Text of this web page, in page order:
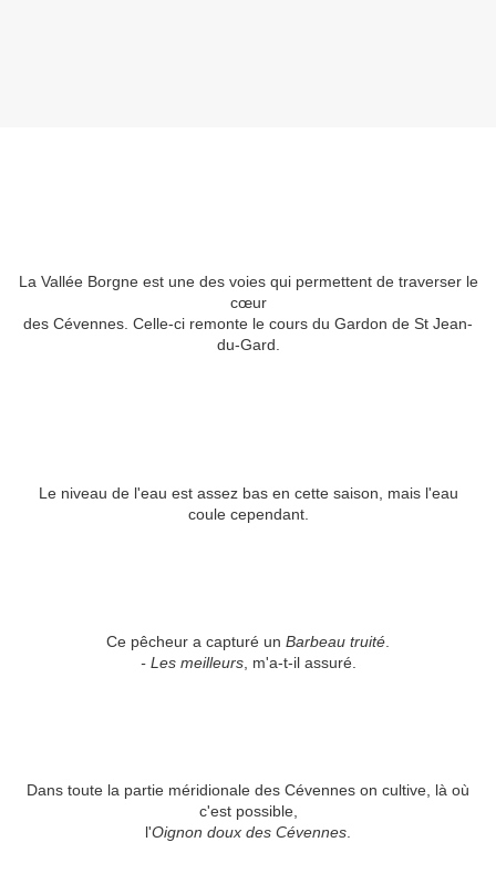
La Vallée Borgne est une des voies qui permettent de traverser le
cœur
des Cévennes. Celle-ci remonte le cours du Gardon de St Jean-
du-Gard.
Le niveau de l'eau est assez bas en cette saison, mais l'eau
coule cependant.
Ce pêcheur a capturé un Barbeau truité
- Les meilleurs, m'a-t-il assuré.
Dans toute la partie méridionale des Cévennes on cultive, là où
c'est possible,
l'Oignon doux des Cévennes